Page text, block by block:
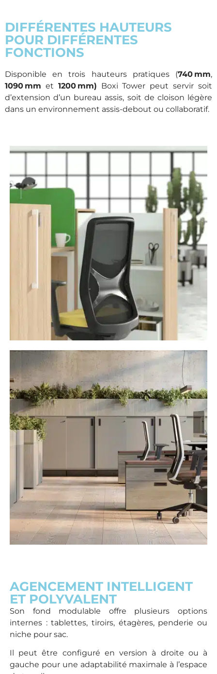
DIFFÉRENTES HAUTEURS
POUR DIFFÉRENTES
FONCTIONS
Disponible en trois hauteurs pratiques (740 mm,
1090 mm et 1200 mm) Boxi Tower peut servir soit
d’extension d’un bureau assis, soit de cloison légère
dans un environnement assis-debout ou collaboratif.
AGENCEMENT INTELLIGENT
ET POLYVALENT
Son fond modulable offre plusieurs options
internes : tablettes, tiroirs, étagères, penderie ou
niche pour sac.
Il peut être configuré en version à droite ou à
gauche pour une adaptabilité maximale à l’espace